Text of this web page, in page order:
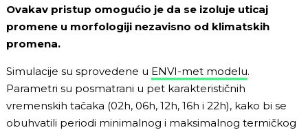
Ovakav pristup omogućio je da se izoluje uticaj
promene u morfologiji nezavisno od klimatskih
promena.
Simulacije su sprovedene u ENVI-met modelu.
Parametri su posmatrani u pet karakterističnih
vremenskih tačaka (02h, 06h, 12h, 16h i 22h), kako bi se
obuhvatili periodi minimalnog i maksimalnog termičkog